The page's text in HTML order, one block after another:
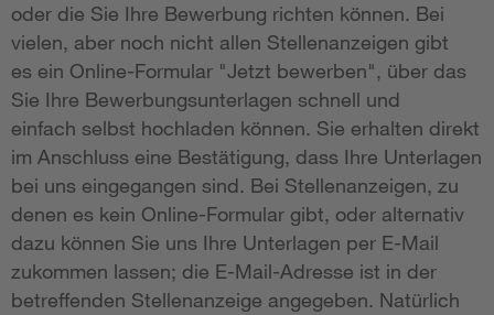
oder die Sie Ihre Bewerbung richten können. Bei
vielen, aber noch nicht allen Stellenanzeigen gibt
es ein Online-Formular "Jetzt bewerben", über das
Sie Ihre Bewerbungsunterlagen schnell und
einfach selbst hochladen können. Sie erhalten direkt
im Anschluss eine Bestätigung, dass Ihre Unterlagen
bei uns eingegangen sind. Bei Stellenanzeigen, zu
denen es kein Online-Formular gibt, oder alternativ
dazu können Sie uns Ihre Unterlagen per E-Mail
zukommen lassen; die E-Mail-Adresse ist in der
betreffenden Stellenanzeige angegeben. Natürlich